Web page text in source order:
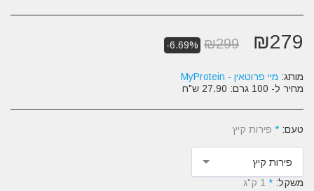
₪279
₪299
-6.69%
מותג: מיי פרוטאין - MyProtein
מחיר ל- 100 גרם:
27.90 ש"ח
טעם: * פירות קיץ
פירות קיץ
משקל: * 1 ק"ג